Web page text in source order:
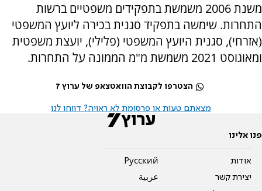
משנת 2006 משמשת בתפקידים משפטיים ברשות
התחרות. שימשה בתפקיד סגנית בכירה ליועץ המשפטי
(אזרחי), סגנית היועץ המשפטי (פלילי), יועצת משפטית
ומאוגוסט 2021 משמשת מ"מ הממונה על התחרות.
הצטרפו לקבוצת הוואטצאפ של ערוץ 7
מצאתם טעות או פרסומת לא ראויה? דווחו לנו
פנו אלינו
אודות
יצירת קשר
Pусский
عربية